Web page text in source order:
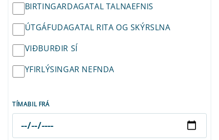
BIRTINGARDAGATAL TALNAEFNIS
ÚTGÁFUDAGATAL RITA OG SKÝRSLNA
VIÐBURÐIR SÍ
YFIRLÝSINGAR NEFNDA
TÍMABIL FRÁ